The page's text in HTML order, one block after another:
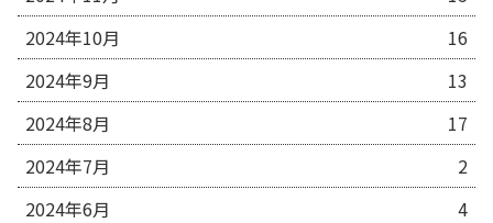
2024年10月
16
2024年9月
13
2024年8月
17
2024年7月
2
2024年6月
4